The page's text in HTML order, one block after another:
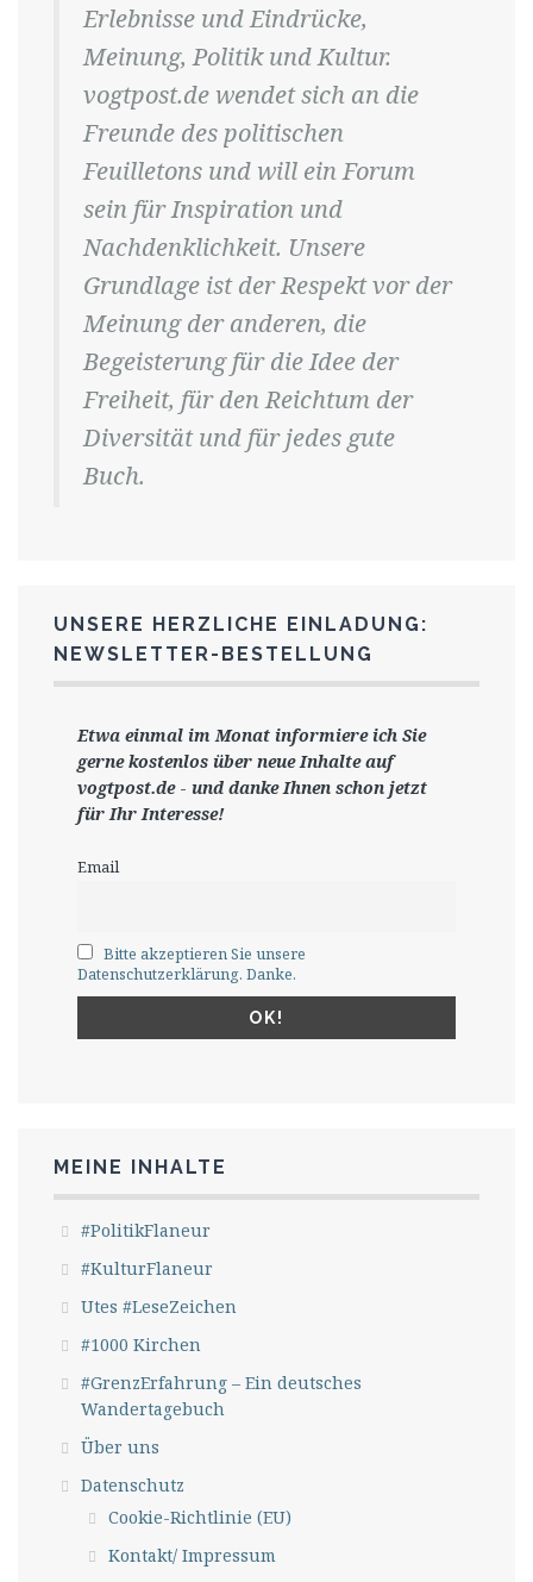
Erlebnisse und Eindrücke,
Meinung, Politik und Kultur.
vogtpost.de wendet sich an die
Freunde des politischen
Feuilletons und will ein Forum
sein für Inspiration und
Nachdenklichkeit. Unsere
Grundlage ist der Respekt vor der
Meinung der anderen, die
Begeisterung für die Idee der
Freiheit, für den Reichtum der
Diversität und für jedes gute
Buch.
UNSERE HERZLICHE EINLADUNG:
NEWSLETTER-BESTELLUNG
Etwa einmal im Monat informiere ich Sie
gernekostenlos über neue Inhalte auf
vogtpost.de- und danke Ihnen schon jetzt
für Ihr Interesse!
Email
Bitte akzeptieren Sie unsere
Datenschutzerklärung. Danke.
MEINE INHALTE
#PolitikFlaneur
#KulturFlaneur
Utes #LeseZeichen
#1000 Kirchen
#GrenzErfahrung – Ein deutsches
Wandertagebuch
Über uns
Datenschutz
Cookie-Richtlinie (EU)
Kontakt/ Impressum